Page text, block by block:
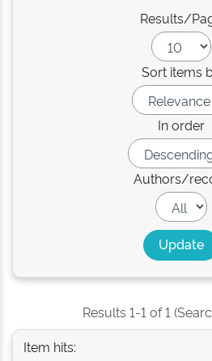
Results/
Sort items
In order
Authors/
Results 1-1 of 1
Item hits: